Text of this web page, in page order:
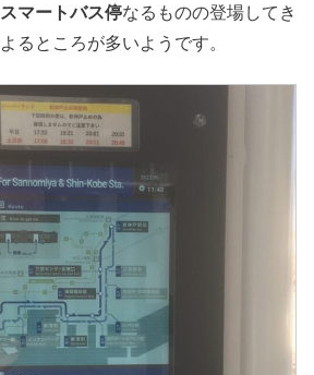
スマートバス停なるものの登場してき
るところが多いようです。